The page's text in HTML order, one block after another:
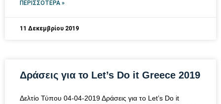
ΠΕΡΙΣΣΌΤΕΡΑ »
11 Δεκεμβρίου 2019
Δράσεις για το Let’s Do it Greece 2019
Δελτίο Τύπου 04-04-2019 Δράσεις για το Let’s Do it